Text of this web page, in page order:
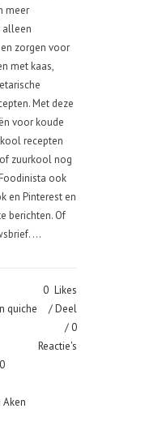
meer
alleen
zorgen voor
met kaas,
Met deze
voor koude
recepten
zuurkool nog
ook
en Pinterest en
berichten. Of
...
quiche
0 Likes
Deel
0
Reactie's